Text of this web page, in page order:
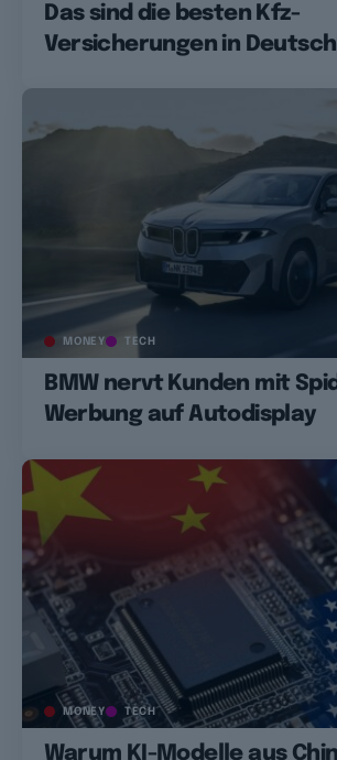
Das sind die besten Kfz-
Versicherungen in
MONEY TECH
BMW nervt Kunden mit
Werbung auf Autodisplay
MONEY TECH
Warum KI-Modelle aus